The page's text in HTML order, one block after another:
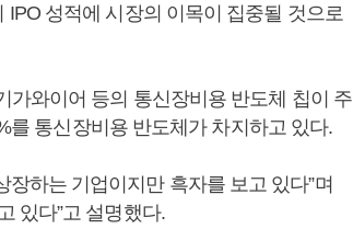
성적에 시장의 이목이 집중될 것으로
가와이어 등의 통신장비용 반도체 칩이 주
를 통신장비용 반도체가 차지하고 있다.
하는 기업이지만 흑자를 보고 있다”며
있다”고 설명했다.